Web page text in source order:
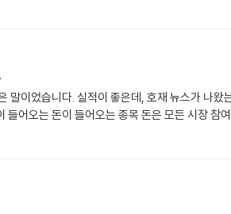
말이었습니다. 실적이 좋은데, 호재 뉴스가 나
들어오는 돈이 들어오는 종목 돈은 모든 시장 참